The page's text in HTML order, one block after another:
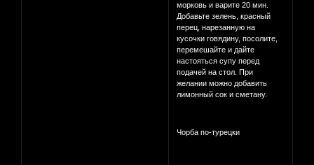
морковь и варите 20 мин.
Добавьте зелень, красный
перец, нарезанную на
кусочки говядину, посолите,
перемешайте и дайте
настояться супу перед
подачей на стол. При
желании можно добавить
лимонный сок и сметану.
Чорба по-турецки